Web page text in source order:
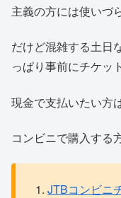
主義の方には使いづ
だけど混雑する土日
っぱり事前にチケッ
現金で支払いたい方
コンビニで購入する
JTBコンビニ